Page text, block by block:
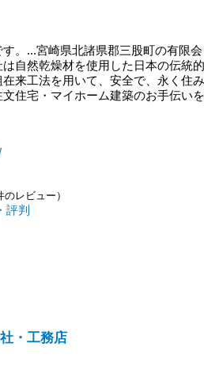
。...宮崎県北諸県郡三股町の有限会
自然乾燥材を使用した日本の伝統
来工法を用いて、安全で、永く住
住宅・マイホーム建築のお手伝い
のレビュー）
評判
・工務店